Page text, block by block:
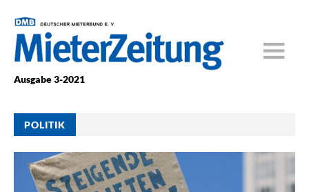
Ausgabe 3-2021
POLITIK